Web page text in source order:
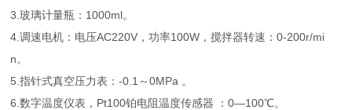
3.玻璃计量瓶：1000ml。
4.调速电机：电压AC220V，功率100W，搅拌器转速：0-200r/mi
n。
5.指针式真空压力表：-0.1～0MPa 。
6.数字温度仪表，Pt100铂电阻温度传感器 ：0—100℃。